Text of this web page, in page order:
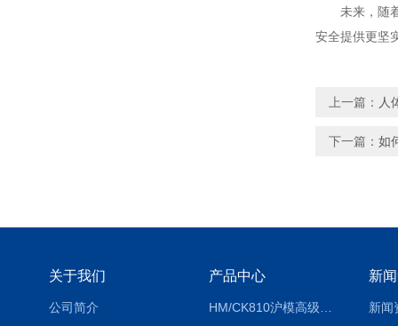
未来，随
安全提供更坚
上一篇： 人
下一篇： 如
关于我们
公司简介
产品中心 新
新闻